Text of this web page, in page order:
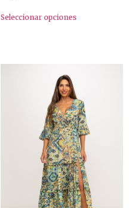
Seleccionar opciones